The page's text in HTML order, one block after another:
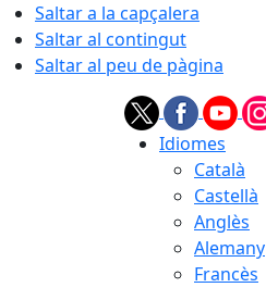
Saltar a la capçalera
Saltar al contingut
Saltar al peu de pàgina
Idiomes
Català
Castellà
Anglès
Alemany
Francès